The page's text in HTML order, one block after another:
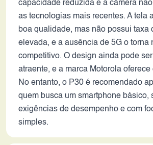
capacidade reduzida e a câmera
as tecnologias mais recentes. A tela
boa qualidade, mas não possui taxa
elevada, e a ausência de 5G o torna
competitivo. O design ainda pode
atraente, e a marca Motorola
No entanto, o P30 é recomendado
quem busca um smartphone básico,
exigências de desempenho e com
simples.